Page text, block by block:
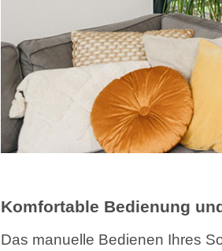
Komfortable Bedienung
Das manuelle Bedienen Ihres